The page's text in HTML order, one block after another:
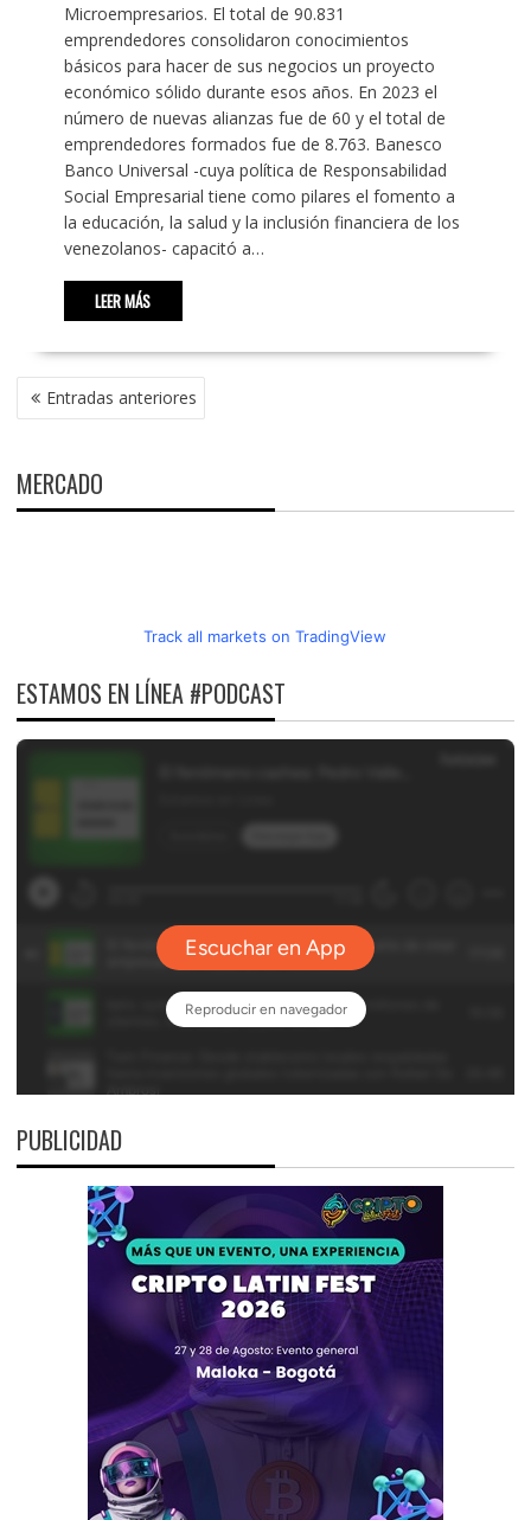
Microempresarios. El total de 90.831
emprendedores consolidaron conocimientos
básicos para hacer de sus negocios un proyecto
económico sólido durante esos años. En 2023 el
número de nuevas alianzas fue de 60 y el total de
emprendedores formados fue de 8.763. Banesco
Banco Universal -cuya política de Responsabilidad
Social Empresarial tiene como pilares el fomento a
la educación, la salud y la inclusión financiera de los
venezolanos- capacitó a…
LEER MÁS
NAVEGACIÓN
DE Entradas anteriores
MERCADO
Track all markets on TradingView
ESTAMOS EN LÍNEA #PODCAST
PUBLICIDAD